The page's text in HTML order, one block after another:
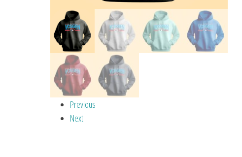
Previous
Next